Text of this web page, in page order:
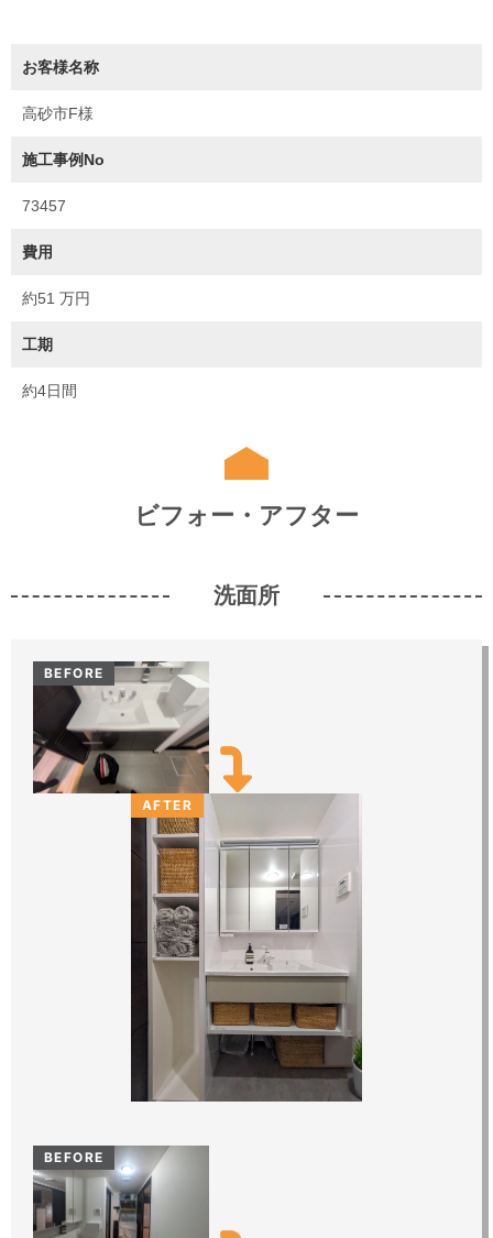
お客様名称
高砂市F様
施工事例No
73457
費用
約51 万円
工期
約4日間
ビフォー・アフター
洗面所
BEFORE
AFTER
BEFORE